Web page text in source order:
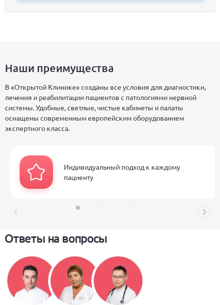
Ответы на вопросы
Наши преимущества
В «Открытой Клинике» созданы все условия для диагностики,
лечения и реабилитации пациентов с патологиями нервной
системы. Удобные, светлые, чистые кабинеты и палаты
оснащены современным европейским оборудованием
экспертного класса.
Индивидуальный подход к каждому
пациенту